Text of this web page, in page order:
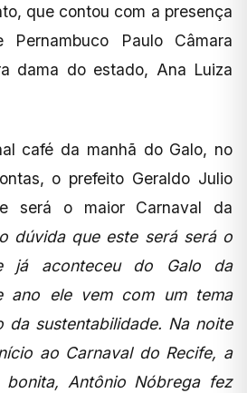
que contou com a presença
Paulo Câmara
dama do estado, Ana Luiza
café da manhã do Galo, no
o prefeito Geraldo Julio
será o maior Carnaval da
dúvida que este será será o
já aconteceu do Galo da
ano ele vem com um tema
da sustentabilidade. Na noite
ao Carnaval do Recife, a
Antônio Nóbrega fez